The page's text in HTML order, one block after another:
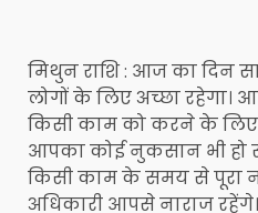
मिथुन राशि : आज का दिन
लोगों के लिए अच्छा रहेगा।
किसी काम को करने के
आपका कोई नुकसान भी
किसी काम के समय से पूरा न
अधिकारी आपसे नाराज